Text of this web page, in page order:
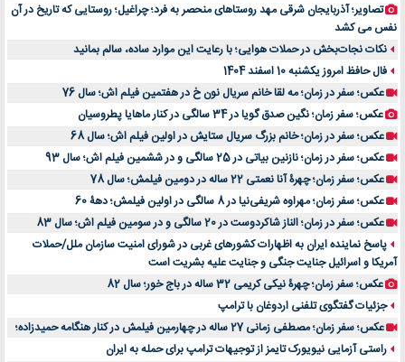
تصاویر؛ آذربایجان شرقی مهد روستاهای منحصر به فرد؛ چراغیل؛ روستایی که تاریخ در آن
نفس می کشد
نکات نجات‌بخش در حملات هوایی؛ با رعایت این موارد ساده، سالم بمانید
فال حافظ امروز یکشنبه 10 اسفند 1404
عکس؛ سفر در زمان؛ مه لقا خانم سریال نون خ در هفتمین فیلم اش؛ سال 76
عکس؛ سفر زمان؛ نگین صدق گویا در 34 سالگی در کنار ماهایا پطروسیان
عکس؛ سفر در زمان؛ خانم بزرگ سریال ستایش در اولین فیلم اش؛ سال 68
عکس؛ سفر در زمان؛ نازنین بیاتی در 25 سالگی و در ششمین فیلم اش؛ سال 93
عکس؛ سفر زمان؛ چهرۀ آنا نعمتی 22 ساله در دومین فیلمش؛ سال 78
عکس؛ سفر زمان؛ مهراوه شریفی‌نیا در 8 سالگی در اولین فیلمش؛ دهۀ 60
عکس؛ سفر در زمان؛ الناز شاکردوست در 20 سالگی و در سومین فیلم اش؛ سال 83
پاسخ نماینده ایران به اظهارات کشورهای غربی در شورای امنیت سازمان ملل/حملات
آمریکا و اسرائیل جنایت جنگی و جنایت علیه بشریت است
عکس؛ سفر زمان؛ چهرۀ نیکی کریمی 32 ساله در باج خور؛ سال 82
جزئیات گفتگوی تلفنی اردوغان با ترامپ
عکس؛ سفر زمان؛ مصطفی زمانی 27 ساله در چهارمین فیلمش در کنار هنگامه حمیدزاده؛
راستی آزمایی نیویورک تایمز از توجیهات ترامپ برای حمله به ایران